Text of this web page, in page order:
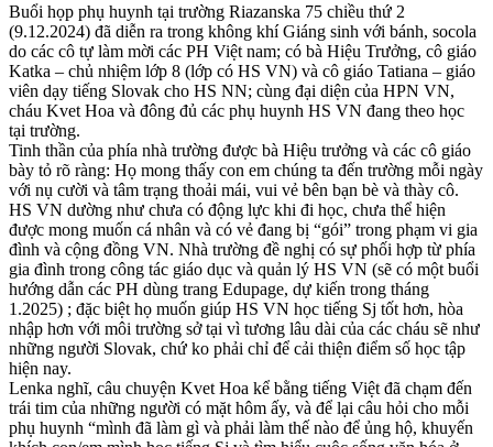
Buổi họp phụ huynh tại trường Riazanska 75 chiều thứ 2
(9.12.2024) đã diễn ra trong không khí Giáng sinh với bánh, socola
do các cô tự làm mời các PH Việt nam; có bà Hiệu Trưởng, cô giáo
Katka – chủ nhiệm lớp 8 (lớp có HS VN) và cô giáo Tatiana – giáo
viên dạy tiếng Slovak cho HS NN; cùng đại diện của HPN VN,
cháu Kvet Hoa và đông đủ các phụ huynh HS VN đang theo học
tại trường.
Tinh thần của phía nhà trường được bà Hiệu trưởng và các cô giáo
bày tỏ rõ ràng: Họ mong thấy con em chúng ta đến trường mỗi ngày
với nụ cười và tâm trạng thoải mái, vui vẻ bên bạn bè và thày cô.
HS VN dường như chưa có động lực khi đi học, chưa thể hiện
được mong muốn cá nhân và có vẻ đang bị “gói” trong phạm vi gia
đình và cộng đồng VN. Nhà trường đề nghị có sự phối hợp từ phía
gia đình trong công tác giáo dục và quản lý HS VN (sẽ có một buổi
hướng dẫn các PH dùng trang Edupage, dự kiến trong tháng
1.2025) ; đặc biệt họ muốn giúp HS VN học tiếng Sj tốt hơn, hòa
nhập hơn với môi trường sở tại vì tương lâu dài của các cháu sẽ như
những người Slovak, chứ ko phải chỉ để cải thiện điểm số học tập
hiện nay.
Lenka nghĩ, câu chuyện Kvet Hoa kể bằng tiếng Việt đã chạm đến
trái tim của những người có mặt hôm ấy, và để lại câu hỏi cho mỗi
phụ huynh “mình đã làm gì và phải làm thế nào để ủng hộ, khuyến